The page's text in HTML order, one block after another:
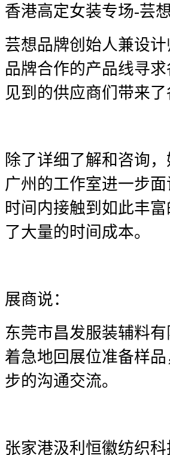
香港高定女装专场-芸想
芸想品牌创始人兼设
品牌合作的产品线寻
见到的供应商们带来
除了详细了解和咨询
广州的工作室进一步
时间内接触到如此丰
了大量的时间成本。
展商说：
东莞市昌发服装辅料
着急地回展位准备样
步的沟通交流。
张家港汲利恒徽纺织